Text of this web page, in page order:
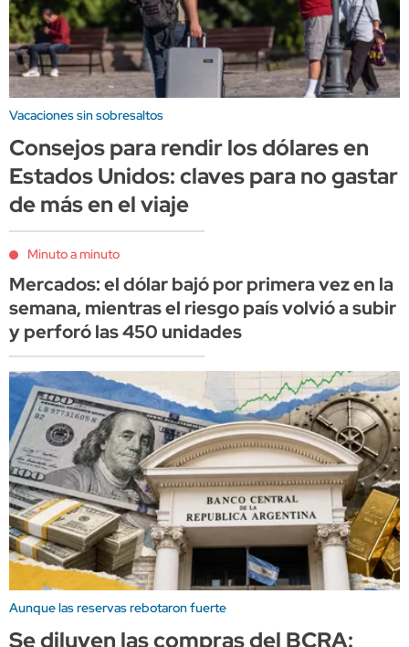
Vacaciones sin sobresaltos
Consejos para rendir los dólares en
Estados Unidos: claves para no gastar
de más en el viaje
Minuto a minuto
Mercados: el dólar bajó por primera vez en la
semana, mientras el riesgo país volvió a subir
y perforó las 450 unidades
Aunque las reservas rebotaron fuerte
Se diluyen las compras del BCRA: